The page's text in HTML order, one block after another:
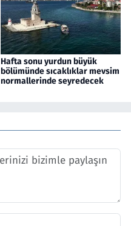
Hafta sonu yurdun büyük
bölümünde sıcaklıklar mevsim
normallerinde seyredecek